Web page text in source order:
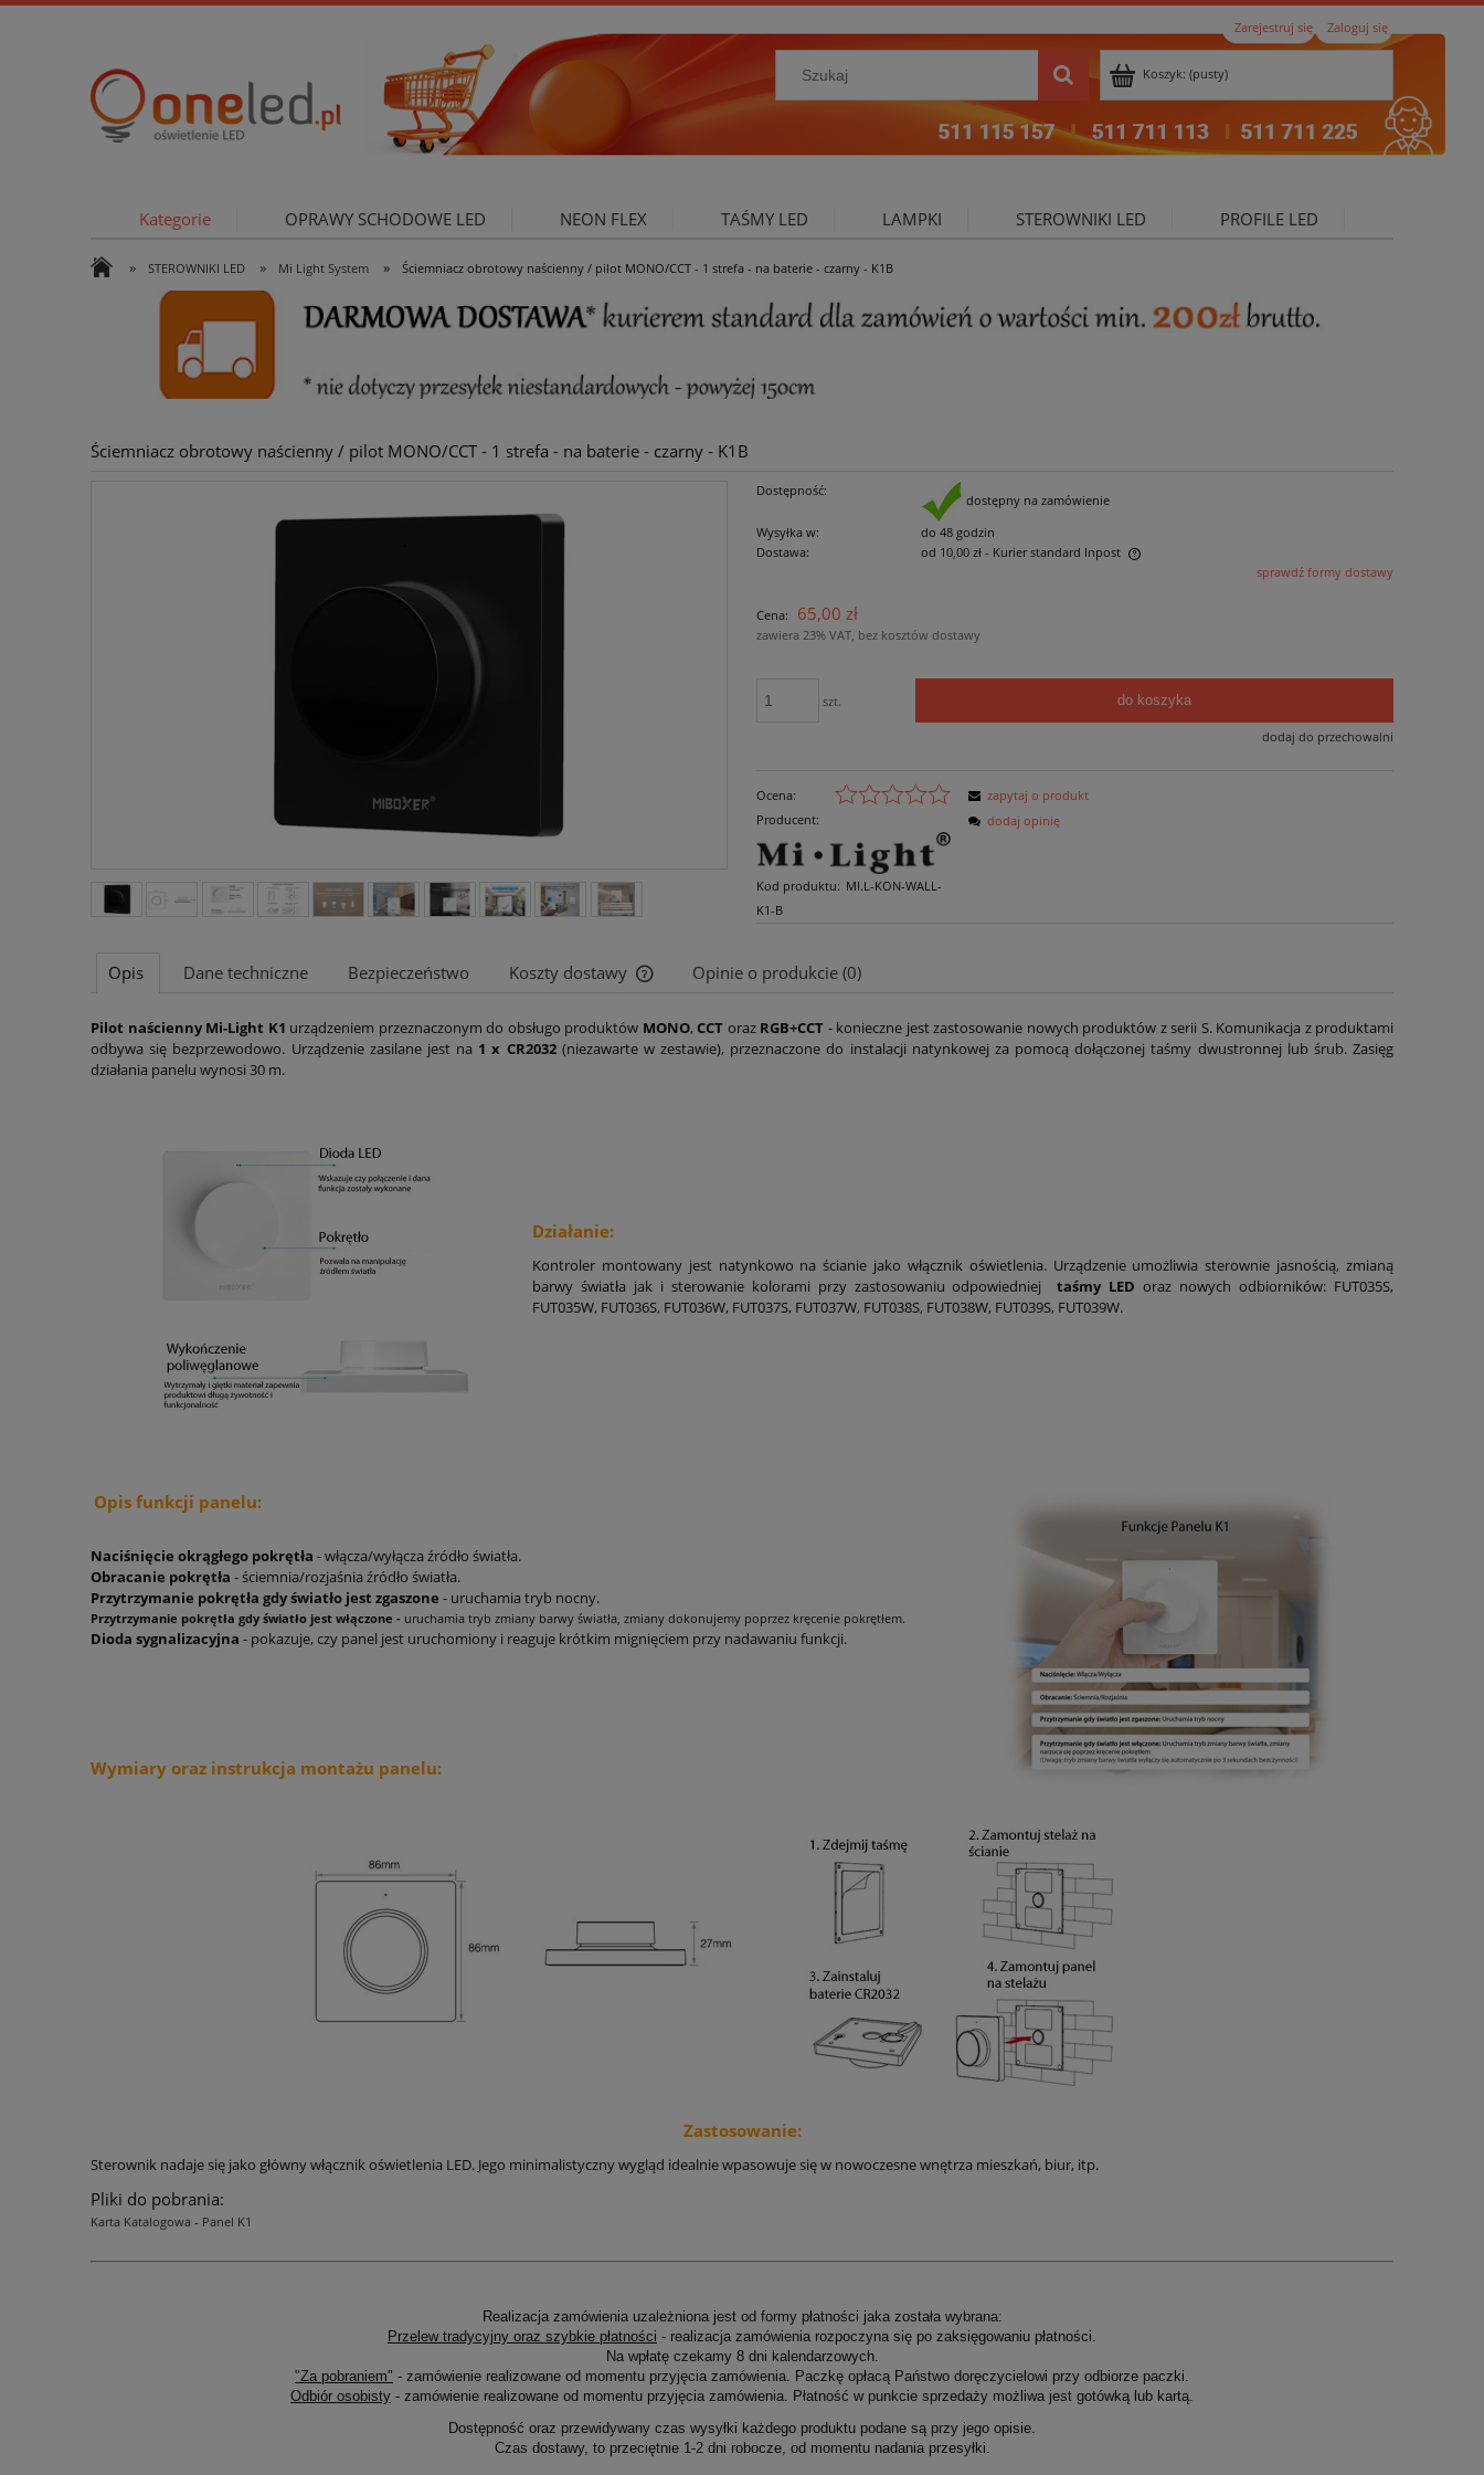
Zarejestruj się Zaloguj się
Koszyk: (pusty)
Kategorie OPRAWY SCHODOWE LED NEON FLEX TAŚMY LED LAMPKI STEROWNIKI LED PROFILE LED
OŚWIETLENIE ZEWNĘTRZNE OŚWIETLENIE DO SALONU
» STEROWNIKI LED » Mi Light System » Ściemniacz obrotowy naścienny / pilot MONO/CCT - 1 strefa - na baterie - czarny - K1B
Ściemniacz obrotowy naścienny / pilot MONO/CCT - 1 strefa - na baterie - czarny - K1B
Dostępność:
dostępny na zamówienie
Wysyłka w:
do 48 godzin
Dostawa:
od 10,00 zł - Kurier standard Inpost
płatności
sprawdź formy dostawy
Cena: 65,00 zł
zawiera 23% VAT, bez kosztów dostawy
szt. do koszyka
dodaj do przechowalni
Ocena:
Producent:
Kod produktu: MI.L-KON-WALL-
K1-B
zapytaj o produkt
dodaj opinię
Opis Dane techniczne Bezpieczeństwo Koszty dostawy
Cena nie zawiera ewentualnych kosztów
płatności
Opinie o produkcie (0)
Pilot naścienny Mi-Light K1 urządzeniem przeznaczonym do obsługo produktów MONO, CCT oraz RGB+CCT - konieczne jest zastosowanie nowych produktów z serii S. Komunikacja z produktami
odbywa się bezprzewodowo. Urządzenie zasilane jest na 1 x CR2032(niezawarte w zestawie), przeznaczone do instalacji natynkowej za pomocą dołączonej taśmy dwustronnej lub śrub. Zasięg
działania panelu wynosi 30 m.
Działanie:
Kontroler montowany jest natynkowo na ścianie jako włącznik oświetlenia. Urządzenie umożliwia sterownie jasnością, zmianą
barwy światła jak i sterowanie kolorami przy zastosowaniu odpowiedniejtaśmy LEDoraz nowych odbiorników: FUT035S,
FUT035W, FUT036S, FUT036W, FUT037S, FUT037W, FUT038S, FUT038W, FUT039S, FUT039W.
Opis funkcji panelu:
Naciśnięcie okrągłego pokrętła - włącza/wyłącza źródło światła.
Obracanie pokrętła - ściemnia/rozjaśnia źródło światła.
Przytrzymanie pokrętła gdy światło jest zgaszone - uruchamia tryb nocny.
Przytrzymanie pokrętła gdy światło jest włączone - uruchamia tryb zmiany barwy światła, zmiany dokonujemy poprzez kręcenie pokrętłem.
Dioda sygnalizacyjna - pokazuje, czy panel jest uruchomiony i reaguje krótkim mignięciem przy nadawaniu funkcji.
Wymiary oraz instrukcja montażu panelu:
Zastosowanie:
Sterownik nadaje się jako główny włącznik oświetlenia LED. Jego minimalistyczny wygląd idealnie wpasowuje się w nowoczesne wnętrza mieszkań, biur, itp.
Pliki do pobrania:
Karta Katalogowa - Panel K1
Realizacja zamówienia uzależniona jest od formy płatności jaka została wybrana:
Przelew tradycyjny oraz szybkie płatności - realizacja zamówienia rozpoczyna się po zaksięgowaniu płatności.
Na wpłatę czekamy 8 dni kalendarzowych.
"Za pobraniem" - zamówienie realizowane od momentu przyjęcia zamówienia. Paczkę opłacą Państwo doręczycielowi przy odbiorze paczki.
Odbiór osobisty - zamówienie realizowane od momentu przyjęcia zamówienia. Płatność w punkcie sprzedaży możliwa jest gotówką lub kartą.
Dostępność oraz przewidywany czas wysyłki każdego produktu podane są przy jego opisie.
Czas dostawy, to przeciętnie 1-2 dni robocze, od momentu nadania przesyłki.